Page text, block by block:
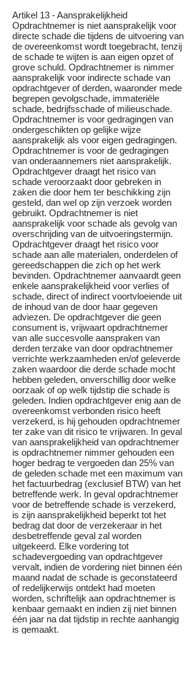
Artikel 13 - Aansprakelijkheid
Opdrachtnemer is niet aansprakelijk voor
directe schade die tijdens de uitvoering van
de overeenkomst wordt toegebracht, tenzij
de schade te wijten is aan eigen opzet of
grove schuld. Opdrachtnemer is nimmer
aansprakelijk voor indirecte schade van
opdrachtgever of derden, waaronder mede
begrepen gevolgschade, immateriële
schade, bedrijfsschade of milieuschade.
Opdrachtnemer is voor gedragingen van
ondergeschikten op gelijke wijze
aansprakelijk als voor eigen gedragingen.
Opdrachtnemer is voor de gedragingen
van onderaannemers niet aansprakelijk.
Opdrachtgever draagt het risico van
schade veroorzaakt door gebreken in
zaken die door hem ter beschikking zijn
gesteld, dan wel op zijn verzoek worden
gebruikt. Opdrachtnemer is niet
aansprakelijk voor schade als gevolg van
overschrijding van de uitvoeringstermijn.
Opdrachtgever draagt het risico voor
schade aan alle materialen, onderdelen of
gereedschappen die zich op het werk
bevinden. Opdrachtnemer aanvaardt geen
enkele aansprakelijkheid voor verlies of
schade, direct of indirect voortvloeiende uit
de inhoud van de door haar gegeven
adviezen. De opdrachtgever die geen
consument is, vrijwaart opdrachtnemer
van alle succesvolle aanspraken van
derden terzake van door opdrachtnemer
verrichte werkzaamheden en/of geleverde
zaken waardoor die derde schade mocht
hebben geleden, onverschillig door welke
oorzaak of op welk tijdstip die schade is
geleden. Indien opdrachtgever enig aan de
overeenkomst verbonden risico heeft
verzekerd, is hij gehouden opdrachtnemer
ter zake van dit risico te vrijwaren. In geval
van aansprakelijkheid van opdrachtnemer
is opdrachtnemer nimmer gehouden een
hoger bedrag te vergoeden dan 25% van
de geleden schade met een maximum van
het factuurbedrag (exclusief BTW) van het
betreffende werk. In geval opdrachtnemer
voor de betreffende schade is verzekerd,
is zijn aansprakelijkheid beperkt tot het
bedrag dat door de verzekeraar in het
desbetreffende geval zal worden
uitgekeerd. Elke vordering tot
schadevergoeding van opdrachtgever
vervalt, indien de vordering niet binnen één
maand nadat de schade is geconstateerd
of redelijkerwijs ontdekt had moeten
worden, schriftelijk aan opdrachtnemer is
kenbaar gemaakt en indien zij niet binnen
één jaar na dat tijdstip in rechte aanhangig
is gemaakt.